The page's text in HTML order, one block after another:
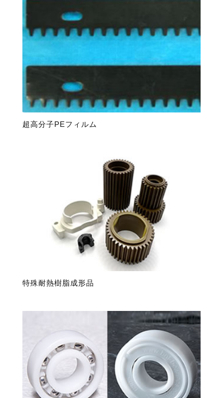
超高分子PEフィルム
特殊耐熱樹脂成形品